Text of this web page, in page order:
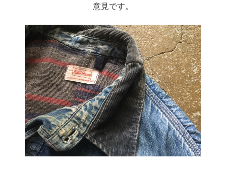
意見です。